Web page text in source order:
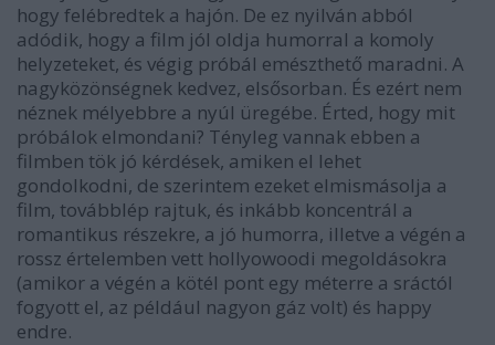
hogy felébredtek a hajón. De ez nyilván abból
adódik, hogy a film jól oldja humorral a komoly
helyzeteket, és végig próbál emészthető maradni. A
nagyközönségnek kedvez, elsősorban. És ezért nem
néznek mélyebbre a nyúl üregébe. Érted, hogy mit
próbálok elmondani? Tényleg vannak ebben a
filmben tök jó kérdések, amiken el lehet
gondolkodni, de szerintem ezeket elmismásolja a
film, továbblép rajtuk, és inkább koncentrál a
romantikus részekre, a jó humorra, illetve a végén a
rossz értelemben vett hollyowoodi megoldásokra
(amikor a végén a kötél pont egy méterre a sráctól
fogyott el, az például nagyon gáz volt) és happy
endre.